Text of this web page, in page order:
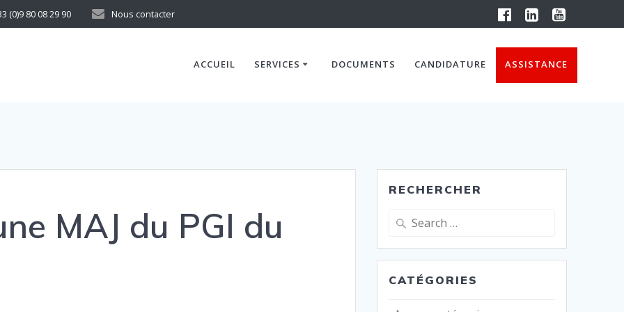
(0)9 80 08 29 90 Nous contacter
ACCUEIL SERVICES DOCUMENTS CANDIDATURE ASSISTANCE
MAJ du PGI du
RECHERCHER
Search
CATÉGORIES